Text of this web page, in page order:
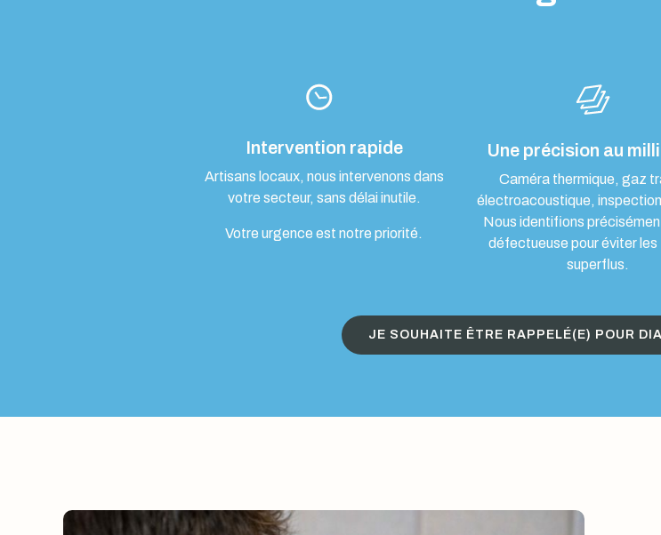
Intervention rapide
Artisans locaux, nous intervenons dans
votre secteur, sans délai inutile.
Votre urgence est notre priorité.
Une précision au
Caméra thermique, gaz
électroacoustique,
Nous identifions
défectueuse pour éviter les
superflus.
JE SOUHAITE ÊTRE RAPPELÉ(E) POUR